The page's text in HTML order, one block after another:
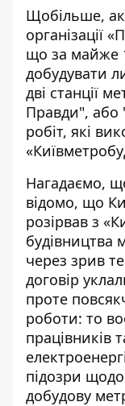
Щобільше,
організації
що за майже
добудувати
дві станції
Правди", або
робіт, які
Нагадаємо,
відомо, що
розірвав з
через зрив
договір
проте
роботи: то
працівників
підозри
добудову